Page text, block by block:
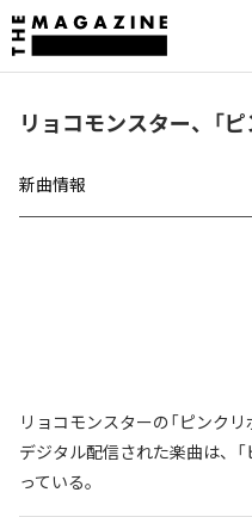
リョコモンスター、「
新曲情報
リョコモンスターの「ピンク
デジタル配信された楽曲は、
っている。